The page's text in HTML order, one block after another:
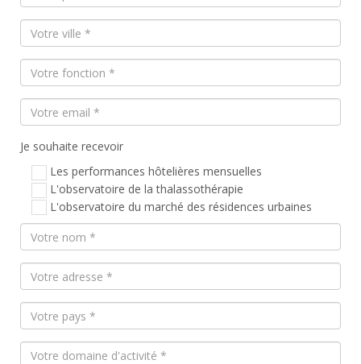
Je souhaite recevoir
Les performances hôtelières mensuelles
L'observatoire de la thalassothérapie
L'observatoire du marché des résidences urbaines